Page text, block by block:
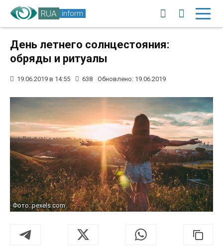
RUA inform
День летнего солнцестояния:
обряды и ритуалы
19.06.2019 в 14:55 638 Обновлено: 19.06.2019
Фото: pexels.com